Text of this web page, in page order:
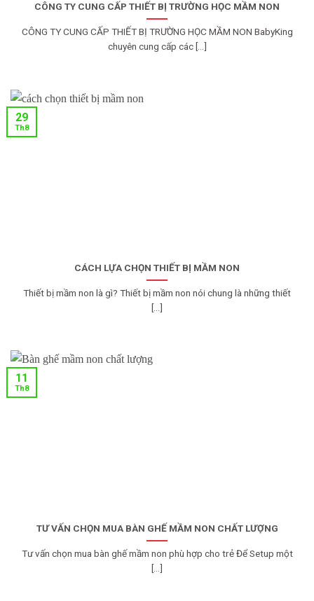
CÔNG TY CUNG CẤP THIẾT BỊ TRƯỜNG HỌC MẦM NON
CÔNG TY CUNG CẤP THIẾT BỊ TRƯỜNG HỌC MẦM NON BabyKing
chuyên cung cấp các [...]
CÁCH LỰA CHỌN THIẾT BỊ MẦM NON
Thiết bị mầm non là gì? Thiết bị mầm non nói chung là những thiết
[...]
29
Th8
TƯ VẤN CHỌN MUA BÀN GHẾ MẦM NON CHẤT LƯỢNG
Tư vấn chọn mua bàn ghế mầm non phù hợp cho trẻ Để Setup một
[...]
11
Th8